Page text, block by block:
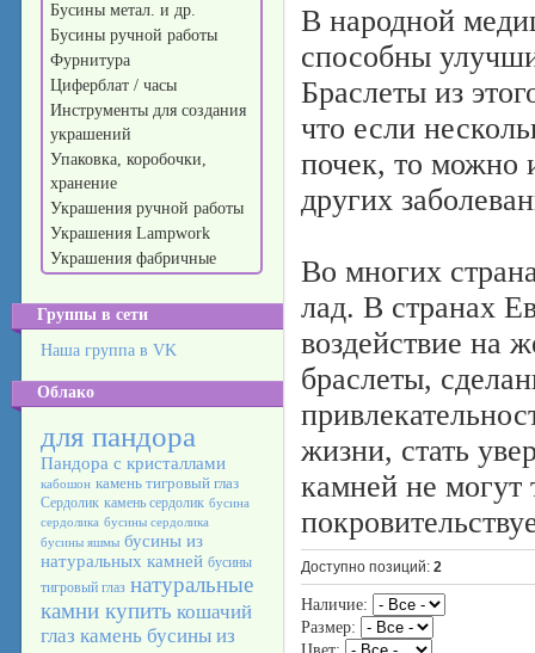
Бусины метал. и др.
Бусины ручной работы
Фурнитура
Циферблат / часы
Инструменты для создания
украшений
Упаковка, коробочки,
хранение
Украшения ручной работы
Украшения Lampwork
Украшения фабричные
Группы в сети
Наша группа в VK
Облако
для пандора
Пандора с кристаллами
кабошон камень тигровый глаз
Сердолик камень сердолик бусина
сердолика бусины сердолика
бусины яшмы бусины из
натуральных камней бусины
тигровый глаз натуральные
камни купить кошачий
глаз камень бусины из
В народной
способны
Браслеты из
что если
почек, то можно
других
Во многих
лад. В странах
воздействие на
браслеты,
жизни, стать
камней не могут
Доступно позиций: 2
Наличие:
Размер: